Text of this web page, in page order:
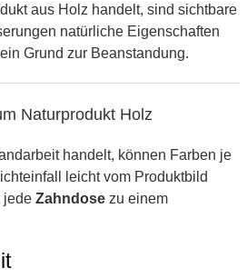
aus Holz handelt, sind sichtbare
natürliche Eigenschaften
Grund zur Beanstandung.
Naturprodukt Holz
handelt, können Farben je
leicht vom Produktbild
jede Zahndose zu einem